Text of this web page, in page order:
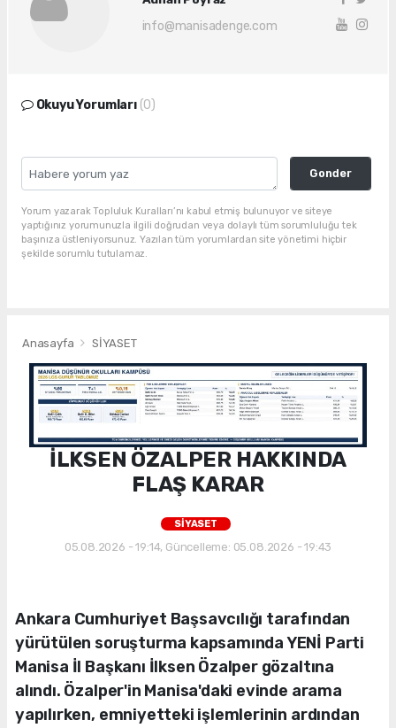
info@manisadenge.com
Okuyu Yorumları (0)
Gonder
Yorum yazarak Topluluk Kuralları’nı kabul etmiş bulunuyor ve siteye
yaptığınız yorumunuzla ilgili doğrudan veya dolaylı tüm sorumluluğu tek
başınıza üstleniyorsunuz. Yazılan tüm yorumlardan site yönetimi hiçbir
şekilde sorumlu tutulamaz.
Anasayfa SİYASET
İLKSEN ÖZALPER HAKKINDA
FLAŞ KARAR
SİYASET
05.08.2026 - 19:14, Güncelleme: 05.08.2026 - 19:43
Ankara Cumhuriyet Başsavcılığı tarafından
yürütülen soruşturma kapsamında YENİ Parti
Manisa İl Başkanı İlksen Özalper gözaltına
alındı. Özalper'in Manisa'daki evinde arama
yapılırken, emniyetteki işlemlerinin ardından